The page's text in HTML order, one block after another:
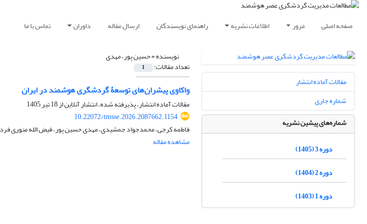
صفحه اصلی مرور اطلاعات نشریه راهنمای نویسندگان ارسال مقاله داوران تماس با ما
نویسنده =حسین پور، مهدی
تعداد مقالات: 1
واکاوی پیشران‌های توسعۀ گردشگری هوشمند در ایران
مقالات آماده انتشار، پذیرفته شده، انتشار آنلاین از18 تیر 1405
10.22072/tmsse.2026.2087662.1154
فاطمه کرجی، محمدجواد جمشیدی، مهدی حسین پور، فیض الله منوری فرد
مشاهده مقاله
مقالات آماده انتشار
شماره جاری
شماره‌های پیشین نشریه
دوره 3 (1405)
دوره 2 (1404)
دوره 1 (1403)